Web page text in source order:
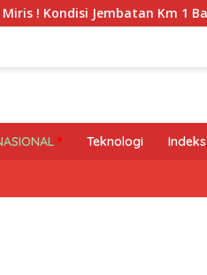
Jembatan Km 1 Basarang di
Teknologi